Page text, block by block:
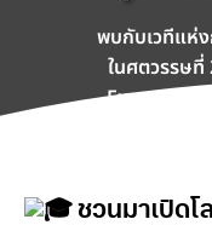
พบกับเวทีแห่
ในศตวรรษ
Expo 2025
ชวนมาเปิด